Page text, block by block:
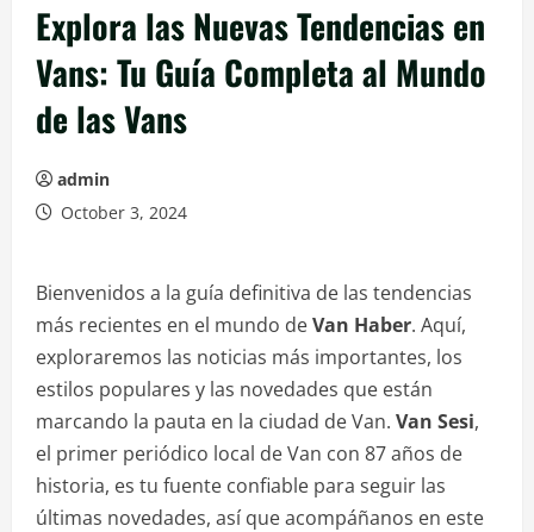
Explora las Nuevas Tendencias en
Vans: Tu Guía Completa al Mundo
de las Vans
admin
October 3, 2024
Bienvenidos a la guía definitiva de las tendencias
más recientes en el mundo deVan Haber. Aquí,
exploraremos las noticias más importantes, los
estilos populares y las novedades que están
marcando la pauta en la ciudad de Van. Van Sesi,
el primer periódico local de Van con 87 años de
historia, es tu fuente confiable para seguir las
últimas novedades, así que acompáñanos en este